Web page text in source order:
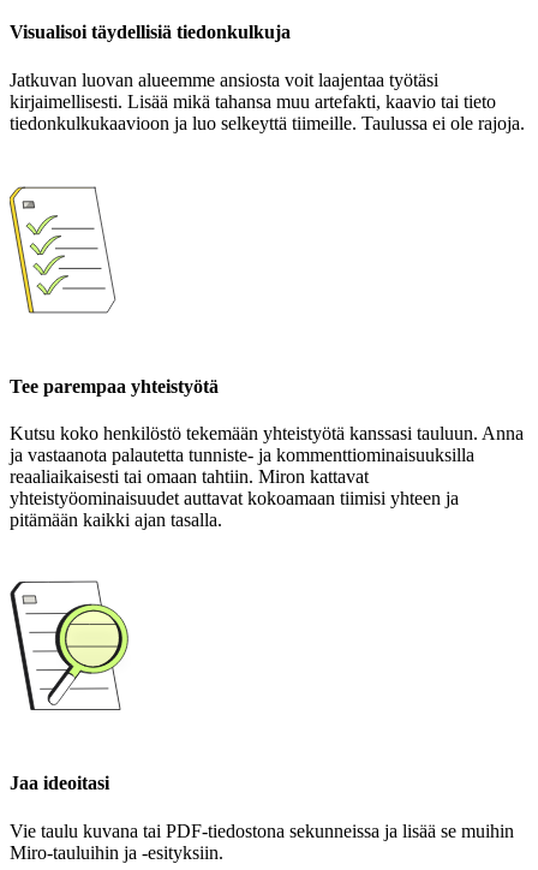
Visualisoi täydellisiä tiedonkulkuja
Jatkuvan luovan alueemme ansiosta voit laajentaa työtäsi
kirjaimellisesti. Lisää mikä tahansa muu artefakti, kaavio tai tieto
tiedonkulkukaavioon ja luo selkeyttä tiimeille. Taulussa ei ole rajoja.
Tee parempaa yhteistyötä
Kutsu koko henkilöstö tekemään yhteistyötä kanssasi tauluun. Anna
ja vastaanota palautetta tunniste- ja kommenttiominaisuuksilla
reaaliaikaisesti tai omaan tahtiin. Miron kattavat
yhteistyöominaisuudet auttavat kokoamaan tiimisi yhteen ja
pitämään kaikki ajan tasalla.
Jaa ideoitasi
Vie taulu kuvana tai PDF-tiedostona sekunneissa ja lisää se muihin
Miro-tauluihin ja -esityksiin.